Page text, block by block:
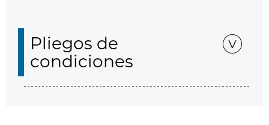
Pliegos de
condiciones